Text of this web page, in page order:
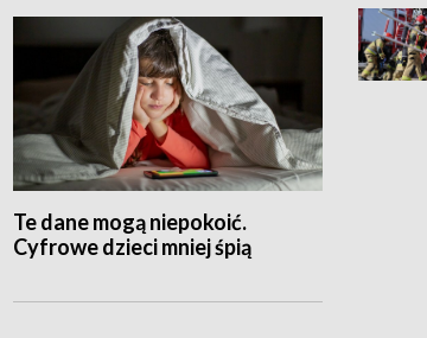
Te dane mogą niepokoić.
Cyfrowe dzieci mniej śpią